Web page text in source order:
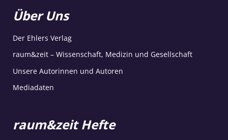
Über Uns
Der Ehlers Verlag
raum&zeit – Wissenschaft, Medizin und Gesellschaft
Unsere Autorinnen und Autoren
Mediadaten
raum&zeit Hefte